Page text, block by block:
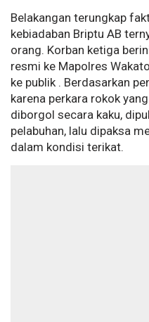
Belakangan terungkap
kebiadaban Briptu AB
orang. Korban ketiga
resmi ke Mapolres
ke publik . Berdasarkan
karena perkara rokok
diborgol secara kaku,
pelabuhan, lalu dipaksa
dalam kondisi terikat.